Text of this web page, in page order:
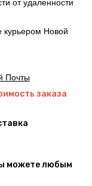
от удаленности
курьером Новой
Почты
заказа
можете любым